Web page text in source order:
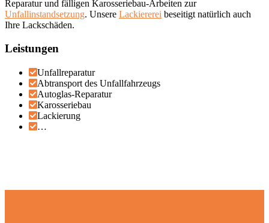
Reparatur und fälligen Karosseriebau-Arbeiten zur
Unfallinstandsetzung. Unsere Lackiererei beseitigt natürlich auch
Ihre Lackschäden.
Leistungen
Unfallreparatur
Abtransport des Unfallfahrzeugs
Autoglas-Reparatur
Karosseriebau
Lackierung
…